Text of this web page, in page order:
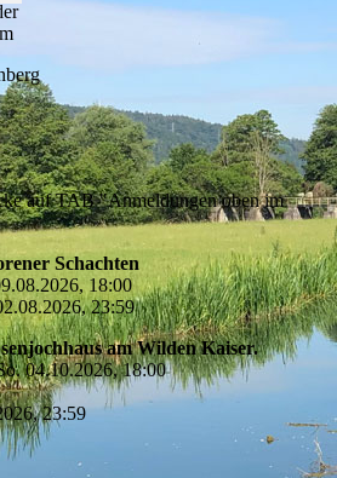
auf TAB "Anmeldungen oben im
Schachten
18:00
23:59
am Wilden Kaiser.
04.10.2026, 18:00
23:59